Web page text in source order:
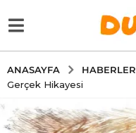
ANASAYFA HABERLER
Gerçek Hikayesi